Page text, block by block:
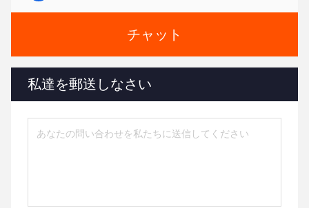
チャット
私達を郵送しなさい